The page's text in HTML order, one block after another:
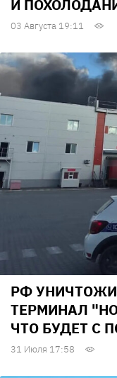
И
03 Августа 19:11
РФ
ТЕРМИНАЛ
ЧТО БУДЕТ С
31 Июля 17:58